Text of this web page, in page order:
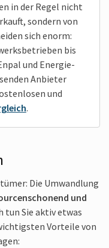
in der Regel nicht
sondern von
sich enorm:
bis
und Energie­
Anbieter
und
.
Die Um­wandlung
und
tun Sie aktiv etwas
Vorteile von